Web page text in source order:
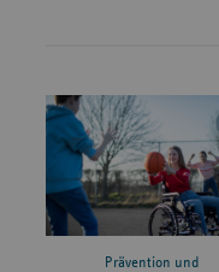
Prävention und